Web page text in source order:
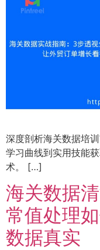
深度剖析海关数据培
学习曲线到实用技能
术。 […]
海关数据
常值处理
数据真实